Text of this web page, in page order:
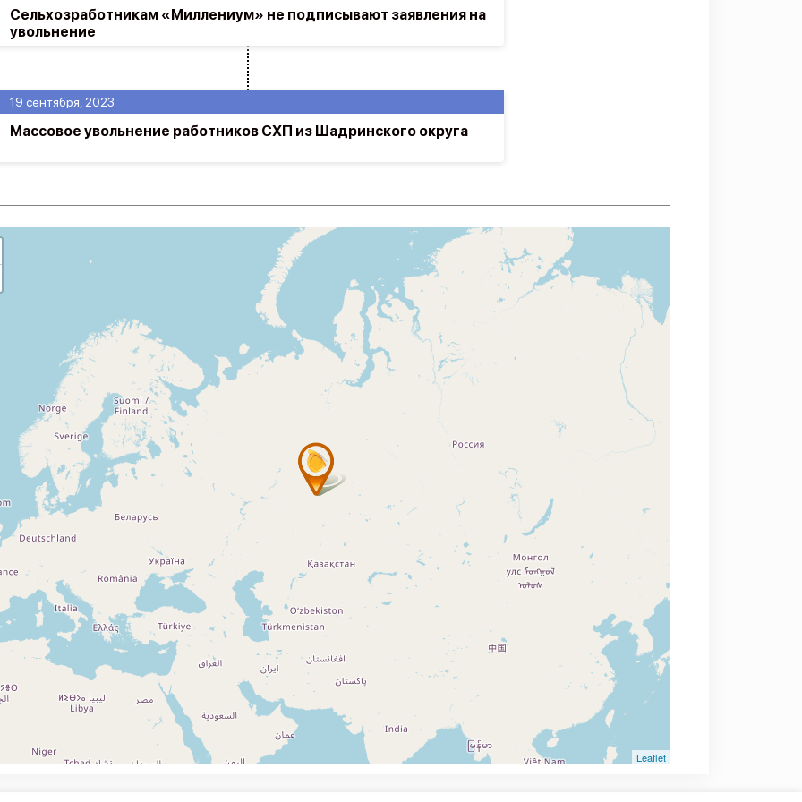
19 сентября, 2023
Массовое увольнение работников СХП из Шадринского округа
Сельхозработникам «Миллениум» не подписывают заявления на
увольнение
Leaflet